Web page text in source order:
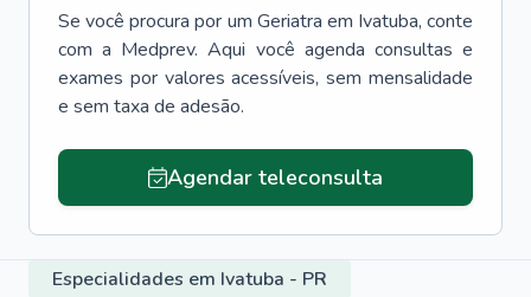
Se você procura por um Geriatra em Ivatuba, conte
com a Medprev. Aqui você agenda consultas e
exames por valores acessíveis, sem mensalidade
e sem taxa de adesão.
Agendar teleconsulta
Especialidades em Ivatuba - PR